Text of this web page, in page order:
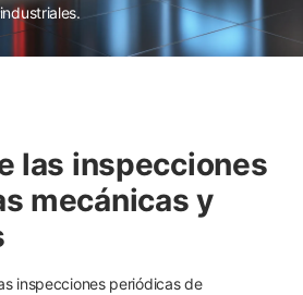
las inspecciones
mecánicas y
inspecciones periódicas de